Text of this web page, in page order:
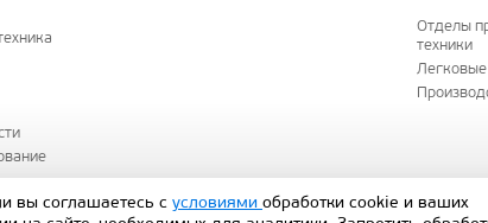
Отделы
техники
вы соглашаетесь с условиями обработки cookie и ваших